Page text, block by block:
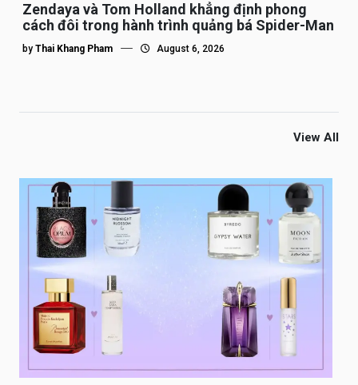
Zendaya và Tom Holland khẳng định phong
cách đôi trong hành trình quảng bá Spider-Man
by Thai Khang Pham August 6, 2026
View All